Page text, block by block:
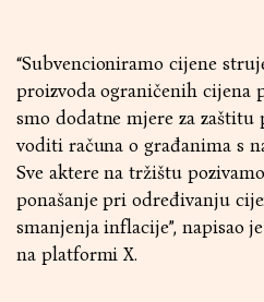
“Subvencioniramo cijene
proizvoda ograničenih cijena
smo dodatne mjere za zaštitu
voditi računa o građanima s
Sve aktere na tržištu
ponašanje pri određivanju
smanjenja inflacije”, napisao
na platformi X.